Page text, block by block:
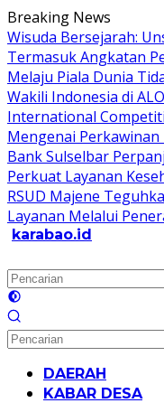
Langsung
ke
konten
Breaking News
Wisuda Bersejarah:
Termasuk Angkatan
Melaju Piala Dunia
Wakili Indonesia di
International
Mengenai Perkawinan
Bank Sulselbar
Perkuat Layanan
RSUD Majene
Layanan Melalui
karabao.id
dan
Tajam
DAERAH
KABAR DESA